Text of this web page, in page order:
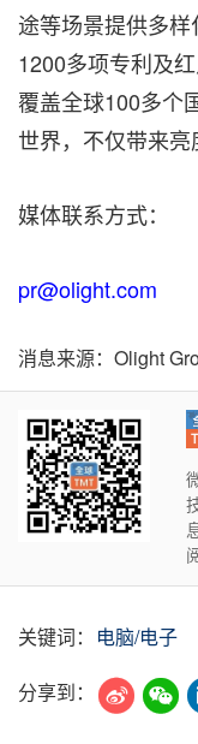
途等场景提供多
1200多项专利及
覆盖全球100多个
世界，不仅带来亮
媒体联系方式：
pr@olight.com
消息来源：Olight
关键词： 电脑/电子
分享到：